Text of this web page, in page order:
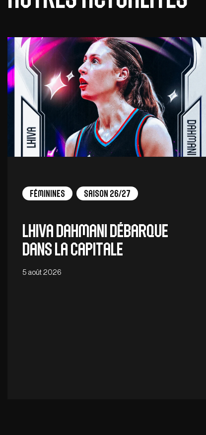
Féminines Saison 26/27
Lhiva Dahmani débarque
dans la capitale
5 août 2026